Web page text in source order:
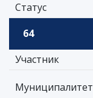
Статус
64
Участник
Муниципалитет